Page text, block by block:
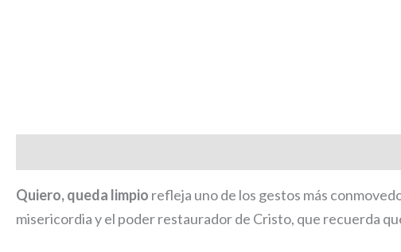
Quiero, queda limpio refleja uno de los gestos más
misericordia y el poder restaurador de Cristo, que recuerda